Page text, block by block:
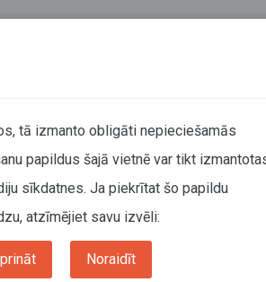
tā izmanto obligāti nepieciešamās
papildus šajā vietnē var tikt
sīkdatnes. Ja piekrītat šo papildu
atzīmējiet savu izvēli:
Noraidīt